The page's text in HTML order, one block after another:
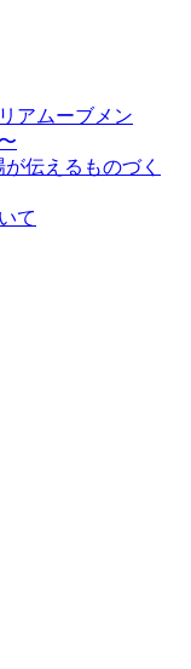
アムーブメン
伝えるものづく
て